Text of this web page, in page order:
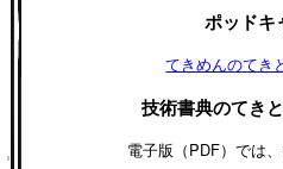
ポッドキ
てきめんのてき
技術書典のてき
電子版（PDF）では